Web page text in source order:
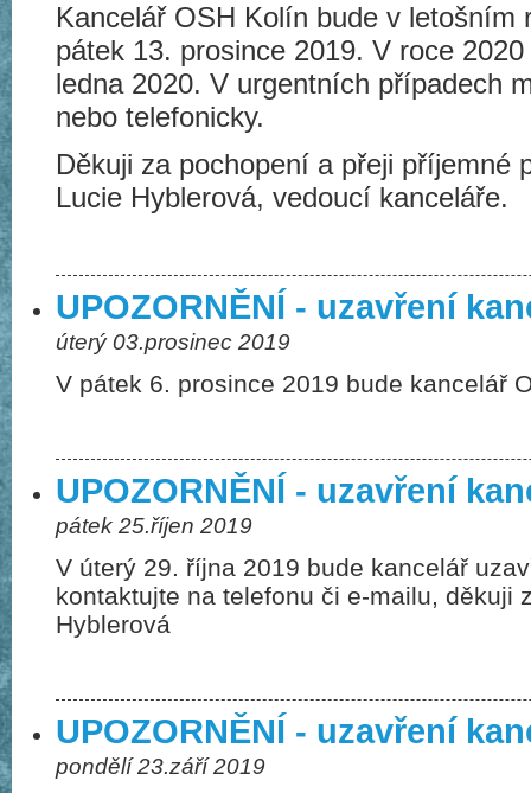
Kancelář OSH Kolín bude v letošním
pátek 13. prosince 2019. V roce
ledna 2020. V urgentních případech
nebo telefonicky.
Děkuji za pochopení a přeji příjemné
Lucie Hyblerová, vedoucí kanceláře.
UPOZORNĚNÍ - uzavření
úterý 03.prosinec 2019
V pátek 6. prosince 2019 bude kancelář
UPOZORNĚNÍ - uzavření
pátek 25.říjen 2019
V úterý 29. října 2019 bude kancelář
kontaktujte na telefonu či e-mailu, děkuji
Hyblerová
UPOZORNĚNÍ - uzavření
pondělí 23.září 2019